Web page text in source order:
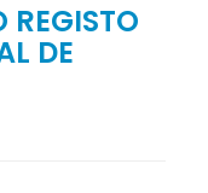
REGISTO
DE